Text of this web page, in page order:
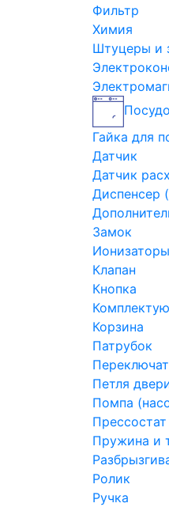
Фильтр
Химия
Штуцеры и
Гайка для
Датчик
Датчик
Диспенсер
Замок
Клапан
Кнопка
Корзина
Патрубок
Петля
Помпа
Пружина и
Ролик
Ручка